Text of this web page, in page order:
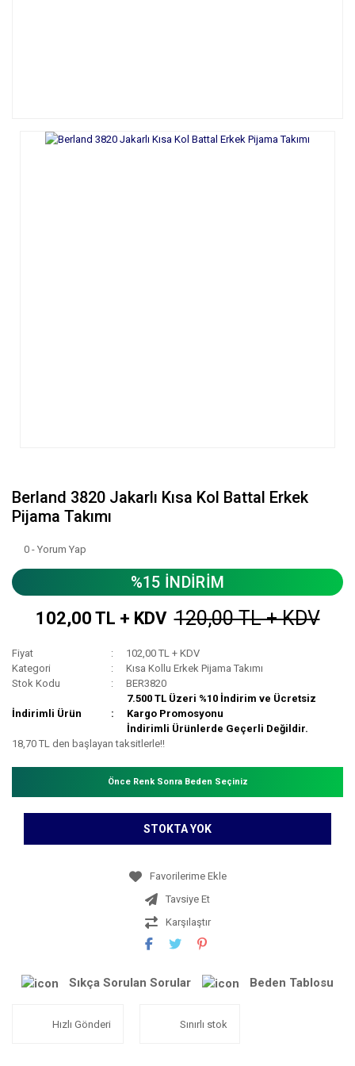
Berland 3820 Jakarlı Kısa Kol Battal Erkek
Pijama Takımı
0 - Yorum Yap
%15 İNDİRİM
102,00 TL + KDV 120,00 TL + KDV
Fiyat
102,00 TL + KDV
Kategori
Kısa Kollu Erkek Pijama Takımı
Stok Kodu
BER3820
İndirimli Ürün
7.500 TL Üzeri %10 İndirim ve Ücretsiz
Kargo Promosyonu
İndirimli Ürünlerde Geçerli Değildir.
18,70 TL den başlayan taksitlerle!!
Önce Renk Sonra Beden Seçiniz
STOKTA YOK
Tavsiye Et
Karşılaştır
Sıkça Sorulan Sorular Beden Tablosu
Hızlı Gönderi Sınırlı stok